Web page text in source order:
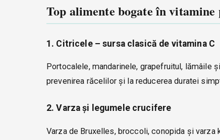
Top alimente bogate în vitamine
1. Citricele – sursa clasică de vitamina C
Portocalele, mandarinele, grapefruitul, lămâile
prevenirea răcelilor și la reducerea duratei
2. Varza și legumele crucifere
Varza de Bruxelles, broccoli, conopida și